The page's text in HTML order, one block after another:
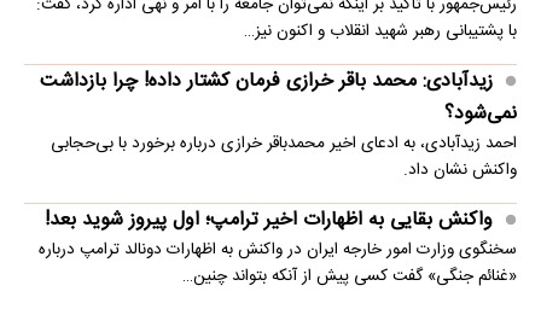
رئیس‌جمهور با تاکید بر اینکه نمی‌توان جامعه را با امر و نهی اداره کرد، گفت:
با پشتیبانی رهبر شهید انقلاب و اکنون نیز…
زیدآبادی: محمد باقر خرازی فرمان کشتار داده! چرا بازداشت
نمی‌شود؟
احمد زیدآبادی، به ادعای اخیر محمدباقر خرازی درباره برخورد با بی‌حجابی
واکنش نشان داد.
واکنش بقایی به اظهارات اخیر ترامپ؛ اول پیروز شوید بعد!
سخنگوی وزارت امور خارجه ایران در واکنش به اظهارات دونالد ترامپ درباره
«غنائم جنگی» گفت کسی پیش از آنکه بتواند چنین…